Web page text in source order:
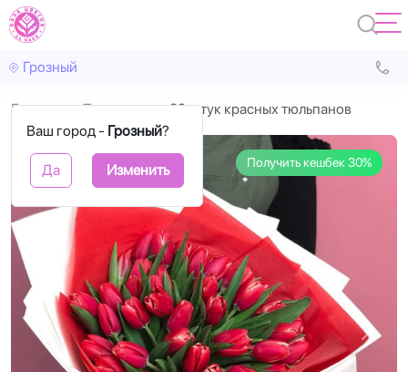
Грозный
Ваш город - Грозный?
Да Изменить
Главная Тюльпаны 39 штук красных тюльпанов
Получить кешбек 30%
Назад